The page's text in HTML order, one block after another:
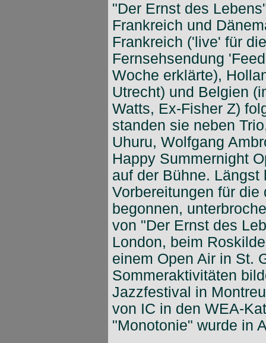
"Der Ernst des
Frankreich und
Frankreich ('live' für
Fernsehsendung
Woche erklärte),
Utrecht) und Belgien
Watts, Ex-Fisher Z)
standen sie neben
Uhuru, Wolfgang
Happy Summernight
auf der Bühne.
Vorbereitungen für
begonnen,
von "Der Ernst des
London, beim
einem Open Air in St.
Sommeraktivitäten
Jazzfestival in
von IC in den WEA-
"Monotonie" wurde in